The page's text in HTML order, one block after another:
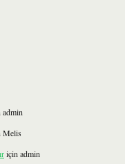
admin
Melis
için admin